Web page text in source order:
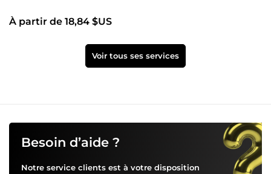
À partir de 18,84 $US
Voir tous ses services
Besoin d’aide ?
Notre service clients est à votre disposition